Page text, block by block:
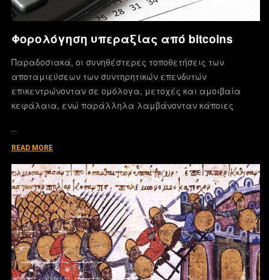
Φορολόγηση υπεραξίας από bitcoins
Παραδοσιακά, οι συνηθέστερες τοποθετήσεις των
αποταμιεύσεων των συντηρητικών επενδυτών
επικεντρώνονταν σε ομόλογα, μετοχές και αμοιβαία
κεφάλαια, ενώ παράλληλα λαμβάνονταν κάποιες
…
READ MORE